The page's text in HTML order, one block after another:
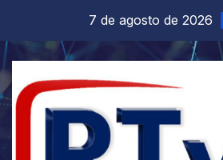
contenido
7 de agosto de 2026